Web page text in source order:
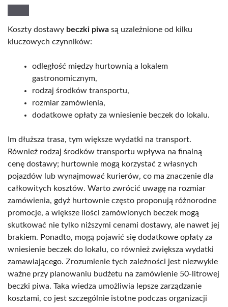
Koszty dostawy beczki piwa są uzależnione od kilku
kluczowych czynników:
odległość między hurtownią a lokalem
gastronomicznym,
rodzaj środków transportu,
rozmiar zamówienia,
dodatkowe opłaty za wniesienie beczek do lokalu.
Im dłuższa trasa, tym większe wydatki na transport.
Również rodzaj środków transportu wpływa na finalną
cenę dostawy; hurtownie mogą korzystać z własnych
pojazdów lub wynajmować kurierów, co ma znaczenie dla
całkowitych kosztów. Warto zwrócić uwagę na rozmiar
zamówienia, gdyż hurtownie często proponują różnorodne
promocje, a większe ilości zamówionych beczek mogą
skutkować nie tylko niższymi cenami dostawy, ale nawet jej
brakiem. Ponadto, mogą pojawić się dodatkowe opłaty za
wniesienie beczek do lokalu, co również zwiększa wydatki
zamawiającego. Zrozumienie tych zależności jest niezwykle
ważne przy planowaniu budżetu na zamówienie 50-litrowej
beczki piwa. Taka wiedza umożliwia lepsze zarządzanie
kosztami, co jest szczególnie istotne podczas organizacji